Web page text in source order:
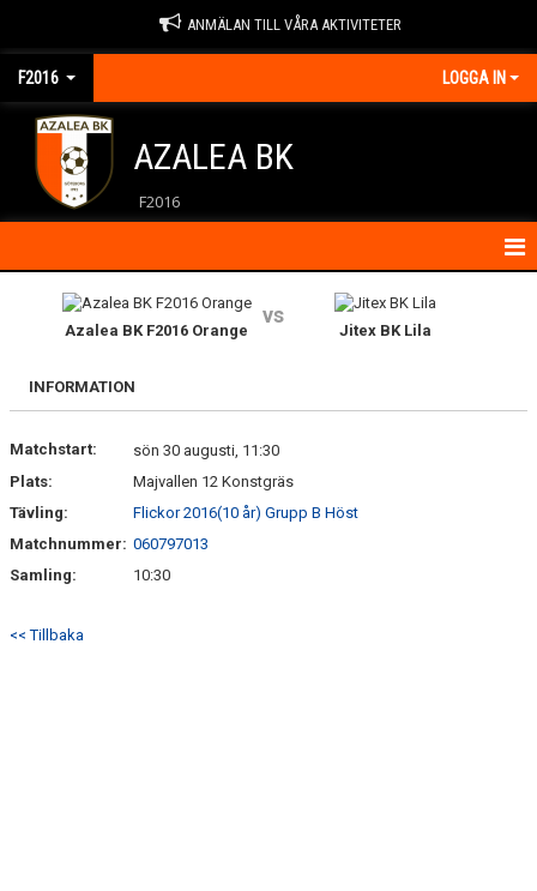
ANMÄLAN TILL VÅRA AKTIVITETER
F2016 LOGGA IN
AZALEA BK
F2016
KONTAKT
NYHETER
Azalea BK F2016 Orange
vs
Jitex BK Lila
INFORMATION
Matchstart:
sön 30 augusti, 11:30
Plats:
Majvallen 12 Konstgräs
Tävling:
Flickor 2016(10 år) Grupp B Höst
Matchnummer: 060797013
Samling:
10:30
<< Tillbaka